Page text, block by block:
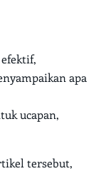
apa
ucapan,
tersebut,